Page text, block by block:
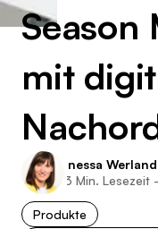
Season
mit
Inessa Werland
3 Min. Lesezeit
Produkte